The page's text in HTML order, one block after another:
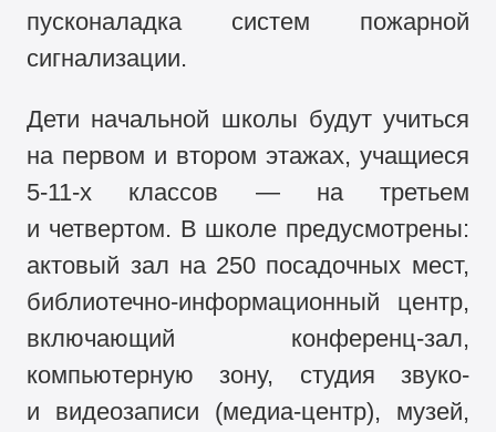
пусконаладка систем пожарной
сигнализации.
Дети начальной школы будут учиться
на первом и втором этажах, учащиеся
5-11-х классов — на третьем
и четвертом. В школе предусмотрены:
актовый зал на 250 посадочных мест,
библиотечно-информационный центр,
включающий конференц-зал,
компьютерную зону, студия звуко-
и видеозаписи (медиа-центр), музей,